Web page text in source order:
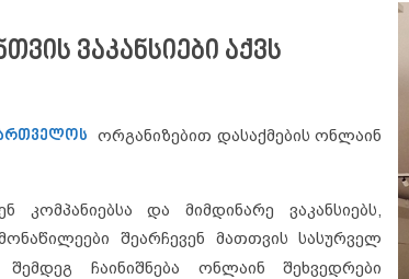
ვაკანსიები აქვს
ორგანიზებით დასაქმების ონლაინ
კომპანიებსა და მიმდინარე ვაკანსიებს,
შეარჩევენ მათთვის სასურველ
ჩაინიშნება ონლაინ შეხვედრები